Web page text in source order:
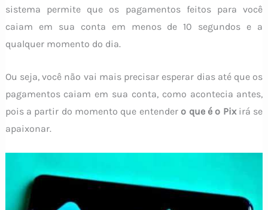
sistema permite que os pagamentos feitos para você
caiam em sua conta em menos de 10 segundos e a
qualquer momento do dia.
Ou seja, você não vai mais precisar esperar dias até que os
pagamentos caiam em sua conta, como acontecia antes,
pois a partir do momento que entender o que é o Pixirá se
apaixonar.